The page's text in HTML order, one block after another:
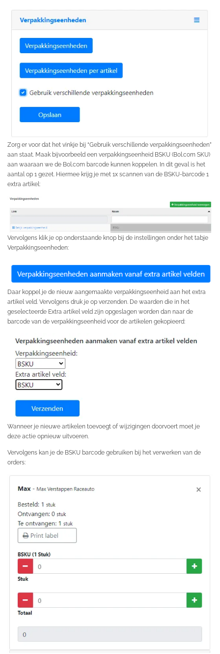
Zorg er voor dat het vinkje bij “Gebruik verschillende verpakkingseenheden”
aan staat. Maak bijvoorbeeld een verpakkingseenheid BSKU (Bol.com SKU)
aan waaraan we de Bol.com barcode kunnen koppelen. In dit geval is het
aantal op 1 gezet. Hiermee krijg je met 1x scannen van de BSKU-barcode 1
extra artikel:
Vervolgens klik je op onderstaande knop bij de instellingen onder het tabje
Verpakkingseenheden:
Daar koppel je de nieuw aangemaakte verpakkingseenheid aan het extra
artikel veld. Vervolgens druk je op verzenden. De waarden die in het
geselecteerde Extra artikel veld zijn opgeslagen worden dan naar de
barcode van de verpakkingseenheid voor de artikelen gekopieerd:
Wanneer je nieuwe artikelen toevoegt of wijzigingen doorvoert moet je
deze actie opnieuw uitvoeren.
Vervolgens kan je de BSKU barcode gebruiken bij het verwerken van de
orders: